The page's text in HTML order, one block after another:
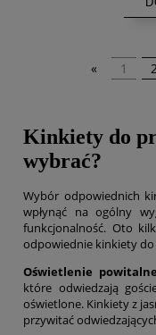
« 1
Kinkiety do
wybrać?
Wybór odpowiednich
wpłynąć na ogólny
funkcjonalność. Oto
odpowiednie kinkiety
Oświetlenie
które odwiedzają
oświetlone. Kinkiety z
przywitać